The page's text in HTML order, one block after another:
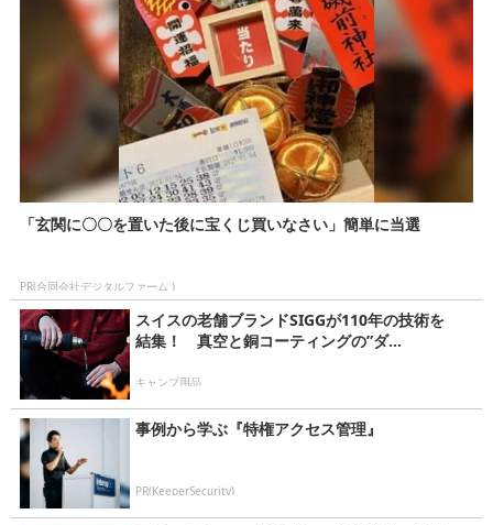
「玄関に〇〇を置いた後に宝くじ買いなさい」簡単に当選
PR(合同会社デジタルファーム )
スイスの老舗ブランドSIGGが110年の技術を
結集！ 真空と銅コーティングの”ダ...
キャンプ用品
事例から学ぶ『特権アクセス管理』
PR(KeeperSecurity)